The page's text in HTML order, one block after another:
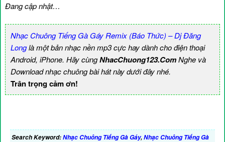
Đang cập nhật…
Nhạc Chuông Tiếng Gà Gáy Remix (Báo Thức) – Dj Đăng
Longlà một bản nhạc nền mp3 cực hay dành cho điện thoại
Android, iPhone. Hãy cùngNhacChuong123.ComNghe và
Download nhạc chuông bài hát này dưới đây nhé.
Trân trọng cảm ơn!
Search Keyword:Nhạc Chuông Tiếng Gà Gáy,Nhạc Chuông Tiếng Gà